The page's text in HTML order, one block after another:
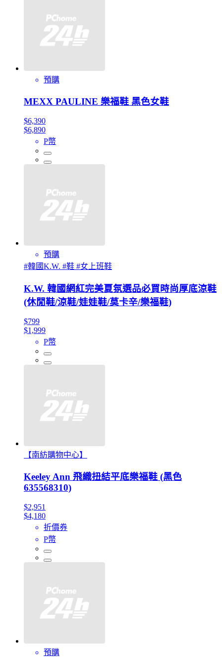
預購
MEXX PAULINE 樂福鞋 黑色女鞋
$6,390
$6,890
P幣
預購
#韓國K.W. #鞋 #女上班鞋
K.W. 韓國網紅完美夏氛選品必買時尚厚底涼鞋
(休閒鞋/涼鞋/娃娃鞋/莫卡辛/樂福鞋)
$799
$1,999
P幣
【南紡購物中心】
Keeley Ann 飛織扭結平底樂福鞋 (黑色
635568310)
$2,951
$4,180
折價券
P幣
預購